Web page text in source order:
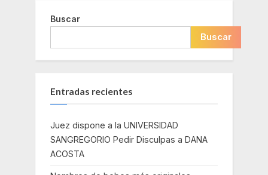
Buscar
Buscar
Entradas recientes
Juez dispone a la UNIVERSIDAD
SANGREGORIO Pedir Disculpas a DANA
ACOSTA